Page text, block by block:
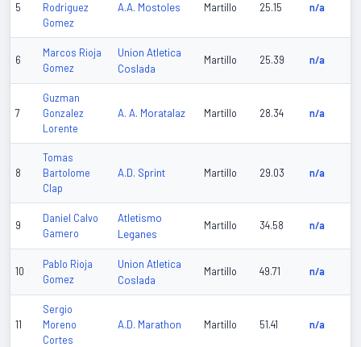
5
Rodriguez
Gomez
A.A. Mostoles Martillo 25.15 n/a
6
Marcos Rioja
Gomez
Union Atletica
Coslada
Martillo 25.39 n/a
7
Guzman
Gonzalez
Lorente
A. A. Moratalaz Martillo 28.34 n/a
8
Tomas
Bartolome
Clap
A.D. Sprint Martillo 29.03 n/a
9
Daniel Calvo
Gamero
Atletismo
Leganes
Martillo 34.58 n/a
10
Pablo Rioja
Gomez
Union Atletica
Coslada
Martillo 49.71 n/a
11
Sergio
Moreno
Cortes
A.D. Marathon Martillo 51.41 n/a